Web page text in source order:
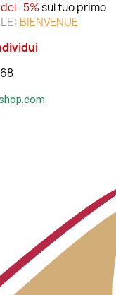
del -5%sul tuo primo
BIENVENUE